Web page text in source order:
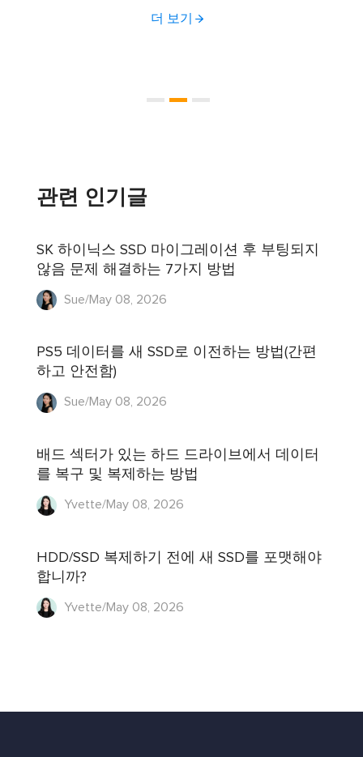
더 보기
관련 인기글
SK 하이닉스 SSD 마이그레이션 후 부팅되지
않음 문제 해결하는 7가지 방법
Sue/May 08, 2026
PS5 데이터를 새 SSD로 이전하는 방법(간편
하고 안전함)
Sue/May 08, 2026
배드 섹터가 있는 하드 드라이브에서 데이터
를 복구 및 복제하는 방법
Yvette/May 08, 2026
HDD/SSD 복제하기 전에 새 SSD를 포맷해야
합니까?
Yvette/May 08, 2026